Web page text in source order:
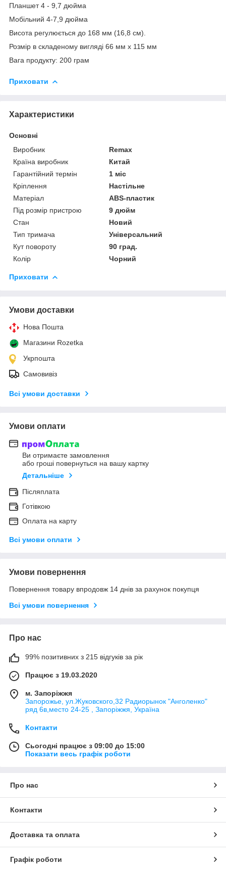
Планшет 4 - 9,7 дюйма
Мобільний 4-7,9 дюйма
Висота регулюється до 168 мм (16,8 см).
Розмір в складеному вигляді 66 мм x 115 мм
Вага продукту: 200 грам
Приховати
Характеристики
Основні
Виробник
Remax
Країна виробник
Китай
Гарантійний термін
1 міс
Кріплення
Настільне
Матеріал
ABS-пластик
Під розмір пристрою
9 дюйм
Стан
Новий
Тип тримача
Універсальний
Кут повороту
90 град.
Колір
Чорний
Приховати
Умови доставки
Нова Пошта
Магазини Rozetka
Укрпошта
Самовивіз
Всі умови доставки
Умови оплати
Ви отримаєте замовлення
або гроші повернуться на вашу картку
Детальніше
Післяплата
Готівкою
Оплата на карту
Всі умови оплати
Умови повернення
Повернення товару впродовж 14 днів за рахунок покупця
Всі умови повернення
Про нас
99% позитивних з 215 відгуків за рік
Працює з 19.03.2020
м. Запоріжжя
Запорожье, ул.Жуковского,32 Радиорынок "Анголенко"
ряд 6в,место 24-25 , Запоріжжя, Україна
Контакти
Сьогодні працює з 09:00 до 15:00
Показати весь графік роботи
Про нас
Контакти
Доставка та оплата
Графік роботи